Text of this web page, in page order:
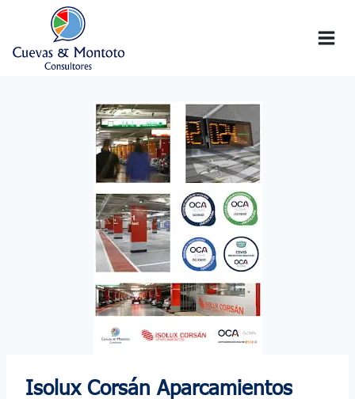
Isolux Corsán Aparcamientos